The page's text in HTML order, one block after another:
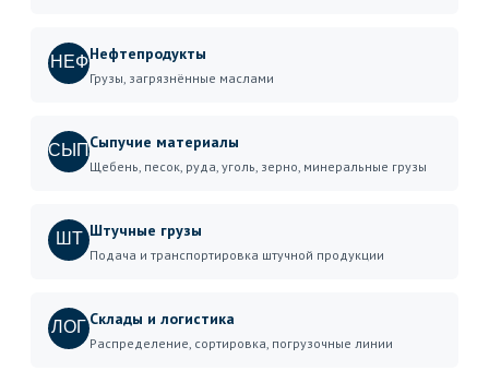
НЕФНефтепродукты
Грузы, загрязнённые маслами
СЫПСыпучие материалы
Щебень, песок, руда, уголь, зерно, минеральные грузы
ШТ Штучные грузы
Подача и транспортировка штучной продукции
ЛОГ Склады и логистика
Распределение, сортировка, погрузочные линии